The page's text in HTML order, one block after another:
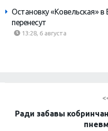
Остановку «Ковельская» в
перенесут
13:28, 6 августа
Ради забавы